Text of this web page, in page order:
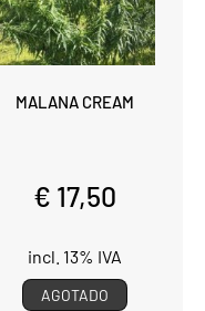
MALANA CREAM
€ 17,50
incl. 13% IVA
AGOTADO